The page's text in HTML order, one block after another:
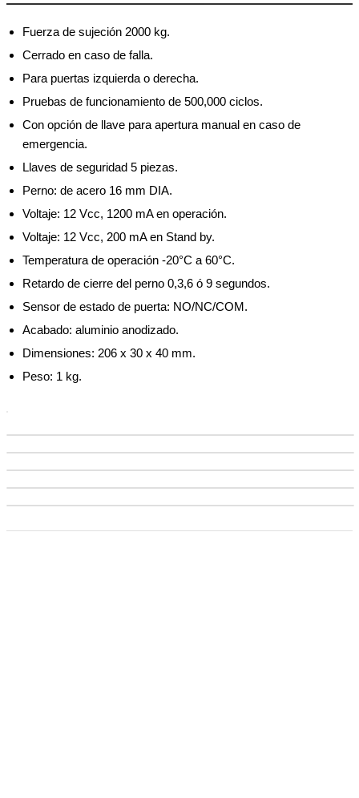
Fuerza de sujeción 2000 kg.
Cerrado en caso de falla.
Para puertas izquierda o derecha.
Pruebas de funcionamiento de 500,000 ciclos.
Con opción de llave para apertura manual en caso de
emergencia.
Llaves de seguridad 5 piezas.
Perno: de acero 16 mm DIA.
Voltaje: 12 Vcc, 1200 mA en operación.
Voltaje: 12 Vcc, 200 mA en Stand by.
Temperatura de operación -20°C a 60°C.
Retardo de cierre del perno 0,3,6 ó 9 segundos.
Sensor de estado de puerta: NO/NC/COM.
Acabado: aluminio anodizado.
Dimensiones: 206 x 30 x 40 mm.
Peso: 1 kg.